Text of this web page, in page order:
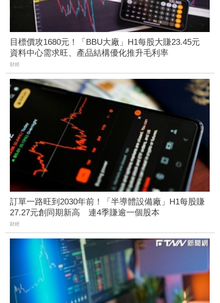
目標價攻1680元！「BBU大廠」H1每股大賺23.45元
資料中心需求旺、產品結構優化推升毛利率
財經
訂單一路旺到2030年前！「半導體設備廠」H1每股賺
27.27元創同期新高 連4季賺逾一個股本
財經